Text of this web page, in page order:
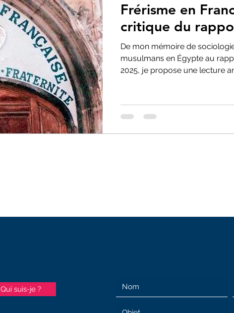
Frérisme en
critique du
De mon mémoire de
musulmans en Égypte au
2025, je propose une lecture
Qui suis-je ?